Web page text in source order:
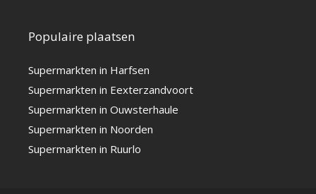
Populaire plaatsen
Supermarkten in Harfsen
Supermarkten in Eexterzandvoort
Supermarkten in Ouwsterhaule
Supermarkten in Noorden
Supermarkten in Ruurlo